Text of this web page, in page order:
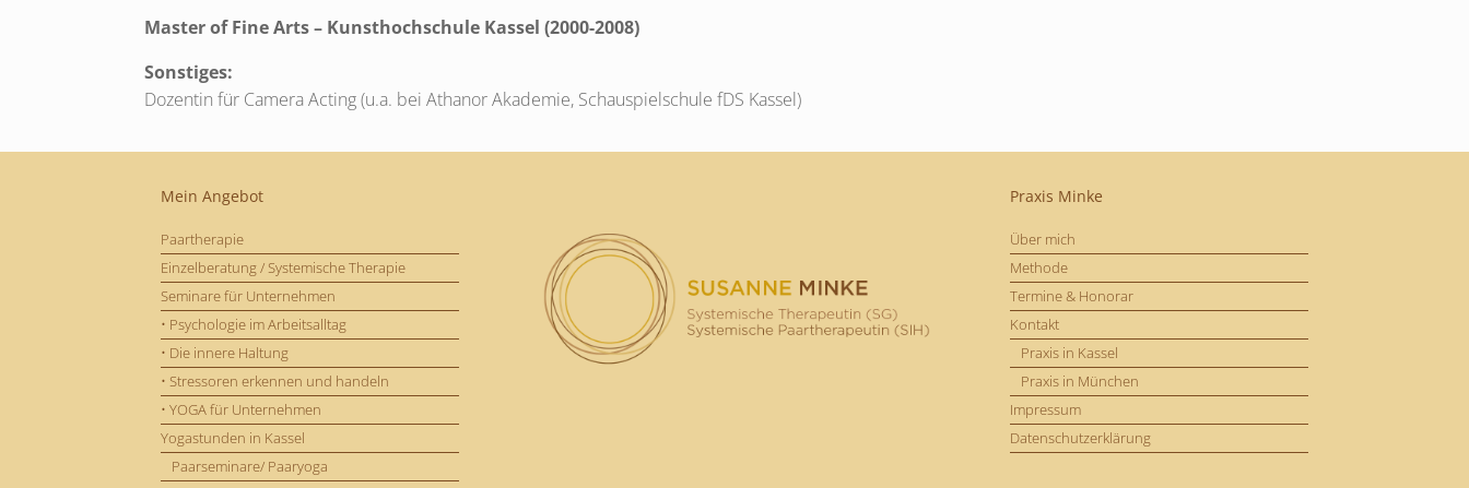
Master of Fine Arts – Kunsthochschule Kassel (2000-2008)
Sonstiges:
Dozentin für Camera Acting (u.a. bei Athanor Akademie, Schauspielschule fDS Kassel)
Mein Angebot
Paartherapie
Einzelberatung / Systemische Therapie
Seminare für Unternehmen
• Psychologie im Arbeitsalltag
• Die innere Haltung
• Stressoren erkennen und handeln
• YOGA für Unternehmen
Yogastunden in Kassel
Paarseminare/ Paaryoga
Praxis Minke
Über mich
Methode
Termine & Honorar
Kontakt
Praxis in Kassel
Praxis in München
Impressum
Datenschutzerklärung